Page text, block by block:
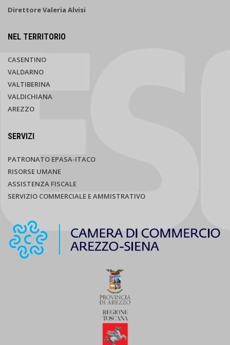
Direttore Valeria Alvisi
NEL TERRITORIO
CASENTINO
VALDARNO
VALTIBERINA
VALDICHIANA
AREZZO
SERVIZI
PATRONATO EPASA-ITACO
RISORSE UMANE
ASSISTENZA FISCALE
SERVIZIO COMMERCIALE E AMMISTRATIVO